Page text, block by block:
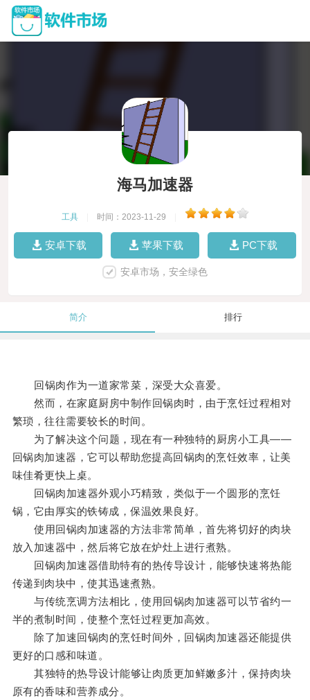
海马加速器
工具 时间：2023-11-29
安卓下载 苹果下载 PC下载
安卓市场，安全绿色
简介 排行
回锅肉作为一道家常菜，深受大众喜爱。
然而，在家庭厨房中制作回锅肉时，由于烹饪过程相对
繁琐，往往需要较长的时间。
为了解决这个问题，现在有一种独特的厨房小工具——
回锅肉加速器，它可以帮助您提高回锅肉的烹饪效率，让美
味佳肴更快上桌。
回锅肉加速器外观小巧精致，类似于一个圆形的烹饪
锅，它由厚实的铁铸成，保温效果良好。
使用回锅肉加速器的方法非常简单，首先将切好的肉块
放入加速器中，然后将它放在炉灶上进行煮熟。
回锅肉加速器借助特有的热传导设计，能够快速将热能
传递到肉块中，使其迅速煮熟。
与传统烹调方法相比，使用回锅肉加速器可以节省约一
半的煮制时间，使整个烹饪过程更加高效。
除了加速回锅肉的烹饪时间外，回锅肉加速器还能提供
更好的口感和味道。
其独特的热导设计能够让肉质更加鲜嫩多汁，保持肉块
原有的香味和营养成分。